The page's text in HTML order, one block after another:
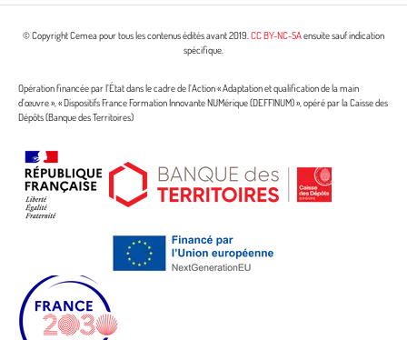
© Copyright Cemea pour tous les contenus édités avant 2019.CC BY-NC-SAensuite sauf indication
spécifique.
Opération financée par l’État dans le cadre de l’Action « Adaptation et qualification de la main
d’œuvre », « Dispositifs France Formation Innovante NUMérique (DEFFINUM) », opéré par la Caisse des
Dépôts (Banque des Territoires)